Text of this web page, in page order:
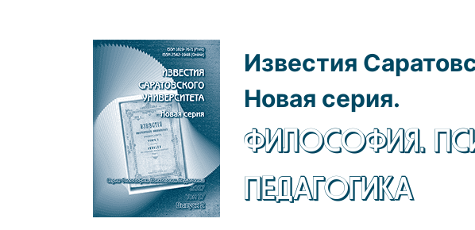
Известия
Новая серия.
ФИЛОСОФИЯ.
ПЕДАГОГИКА